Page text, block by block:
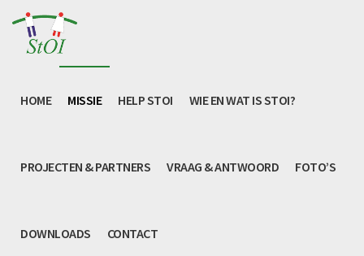
HOME MISSIE HELP STOI WIE EN WAT IS STOI?
PROJECTEN & PARTNERS VRAAG & ANTWOORD FOTO’S
DOWNLOADS CONTACT